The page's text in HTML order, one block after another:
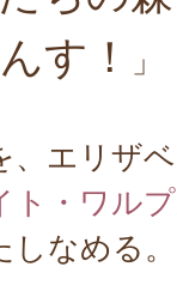
す！
」
エリザ
ト・ワル
しなめる。